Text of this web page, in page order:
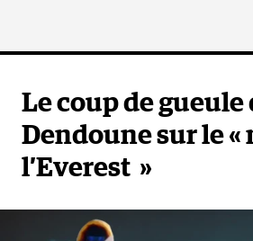
Le coup de gueule
Dendoune sur le «
l’Everest »